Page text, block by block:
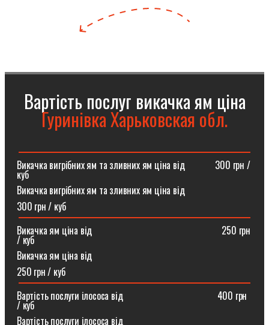
Вартість послуг викачка ям ціна
Гуринівка Харьковская обл.
Викачка вигрібних ям та зливних ям ціна від ⠀⠀⠀⠀300 грн /
куб
Викачка вигрібних ям та зливних ям ціна від
300 грн / куб
Викачка ям ціна від ⠀⠀⠀⠀⠀⠀⠀⠀⠀⠀⠀⠀⠀⠀⠀⠀⠀⠀250 грн
/ куб
Викачка ям ціна від
250 грн / куб
Вартість послуги ілососа від ⠀⠀⠀⠀⠀⠀⠀⠀⠀⠀⠀⠀⠀400 грн
/ куб
Вартість послуги ілососа від